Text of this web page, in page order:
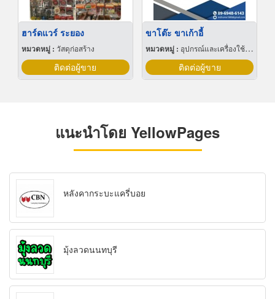
ฮาร์ดแวร์ ระยอง
หมวดหมู่ : วัสดุก่อสร้าง
ติดต่อผู้ขาย
ขาโต๊ะ ขาเก้าอี้
หมวดหมู่ : อุปกรณ์และเครื่องใช้สำหรับผู้ผลิตเฟอร์นิเจอร์
ติดต่อผู้ขาย
แนะนำโดย YellowPages
หลังคากระบะแครี่บอย
มุ้งลวดนนทบุรี